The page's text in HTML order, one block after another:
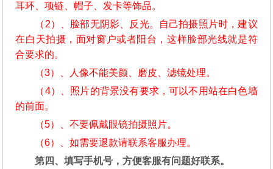
耳环、项链、帽子、发卡等饰品。
（2）、脸部无阴影、反光。自己拍摄照片时，建议
在白天拍摄，面对窗户或者阳台，这样脸部光线就是符
合要求的。
（3）、人像不能美颜、磨皮、滤镜处理。
（4）、照片的背景没有要求，可以不用站在白色墙
的前面。
（5）、不要佩戴眼镜拍摄照片。
（6）、如需要退款请联系客服办理。
第四、填写手机号，方便客服有问题好联系。